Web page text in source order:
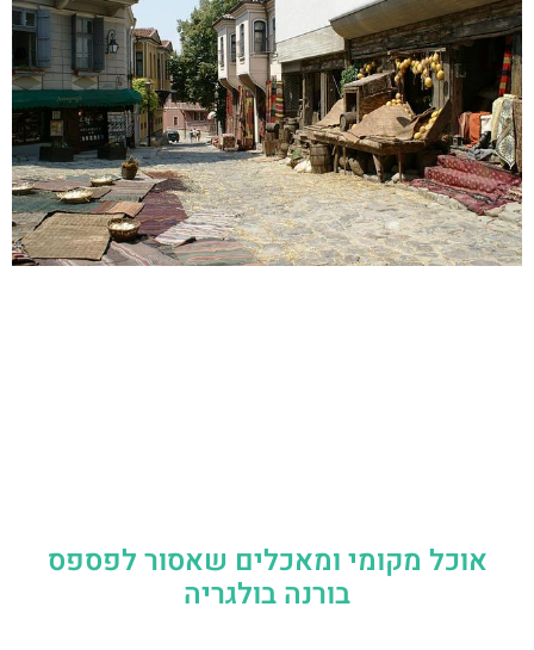
אוכל מקומי ומאכלים שאסור לפספס
בורנה בולגריה